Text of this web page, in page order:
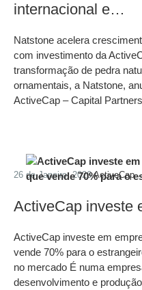
internacional e…
Natstone acelera
com investimento da
transformação de pedra
ornamentais, a Natstone,
ActiveCap – Capital
26 de Janeiro, 2026ActiveCap
ActiveCap investe
ActiveCap investe em
vende 70% para o
no mercado É numa
desenvolvimento e